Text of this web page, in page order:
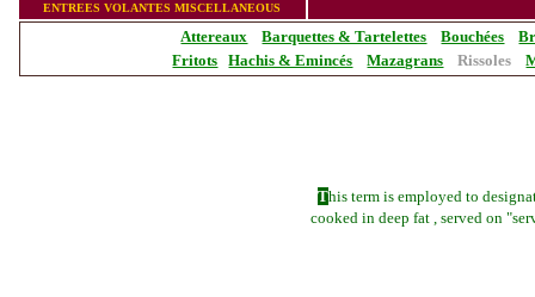
ENTREES VOLANTES MISCELLANEOUS
Attereaux Barquettes & Tartelettes Bouchées
Fritots
Hachis & Emincés Mazagrans Rissoles
This term is employed to
cooked in deep fat , served on